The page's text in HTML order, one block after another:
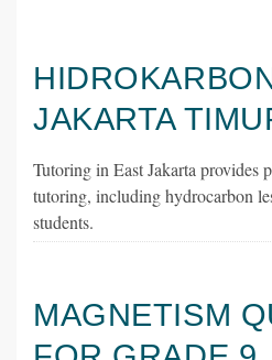
JAKARTA
Tutoring in East Jakarta provides
tutoring, including hydrocarbon
students.
MAGNETISM